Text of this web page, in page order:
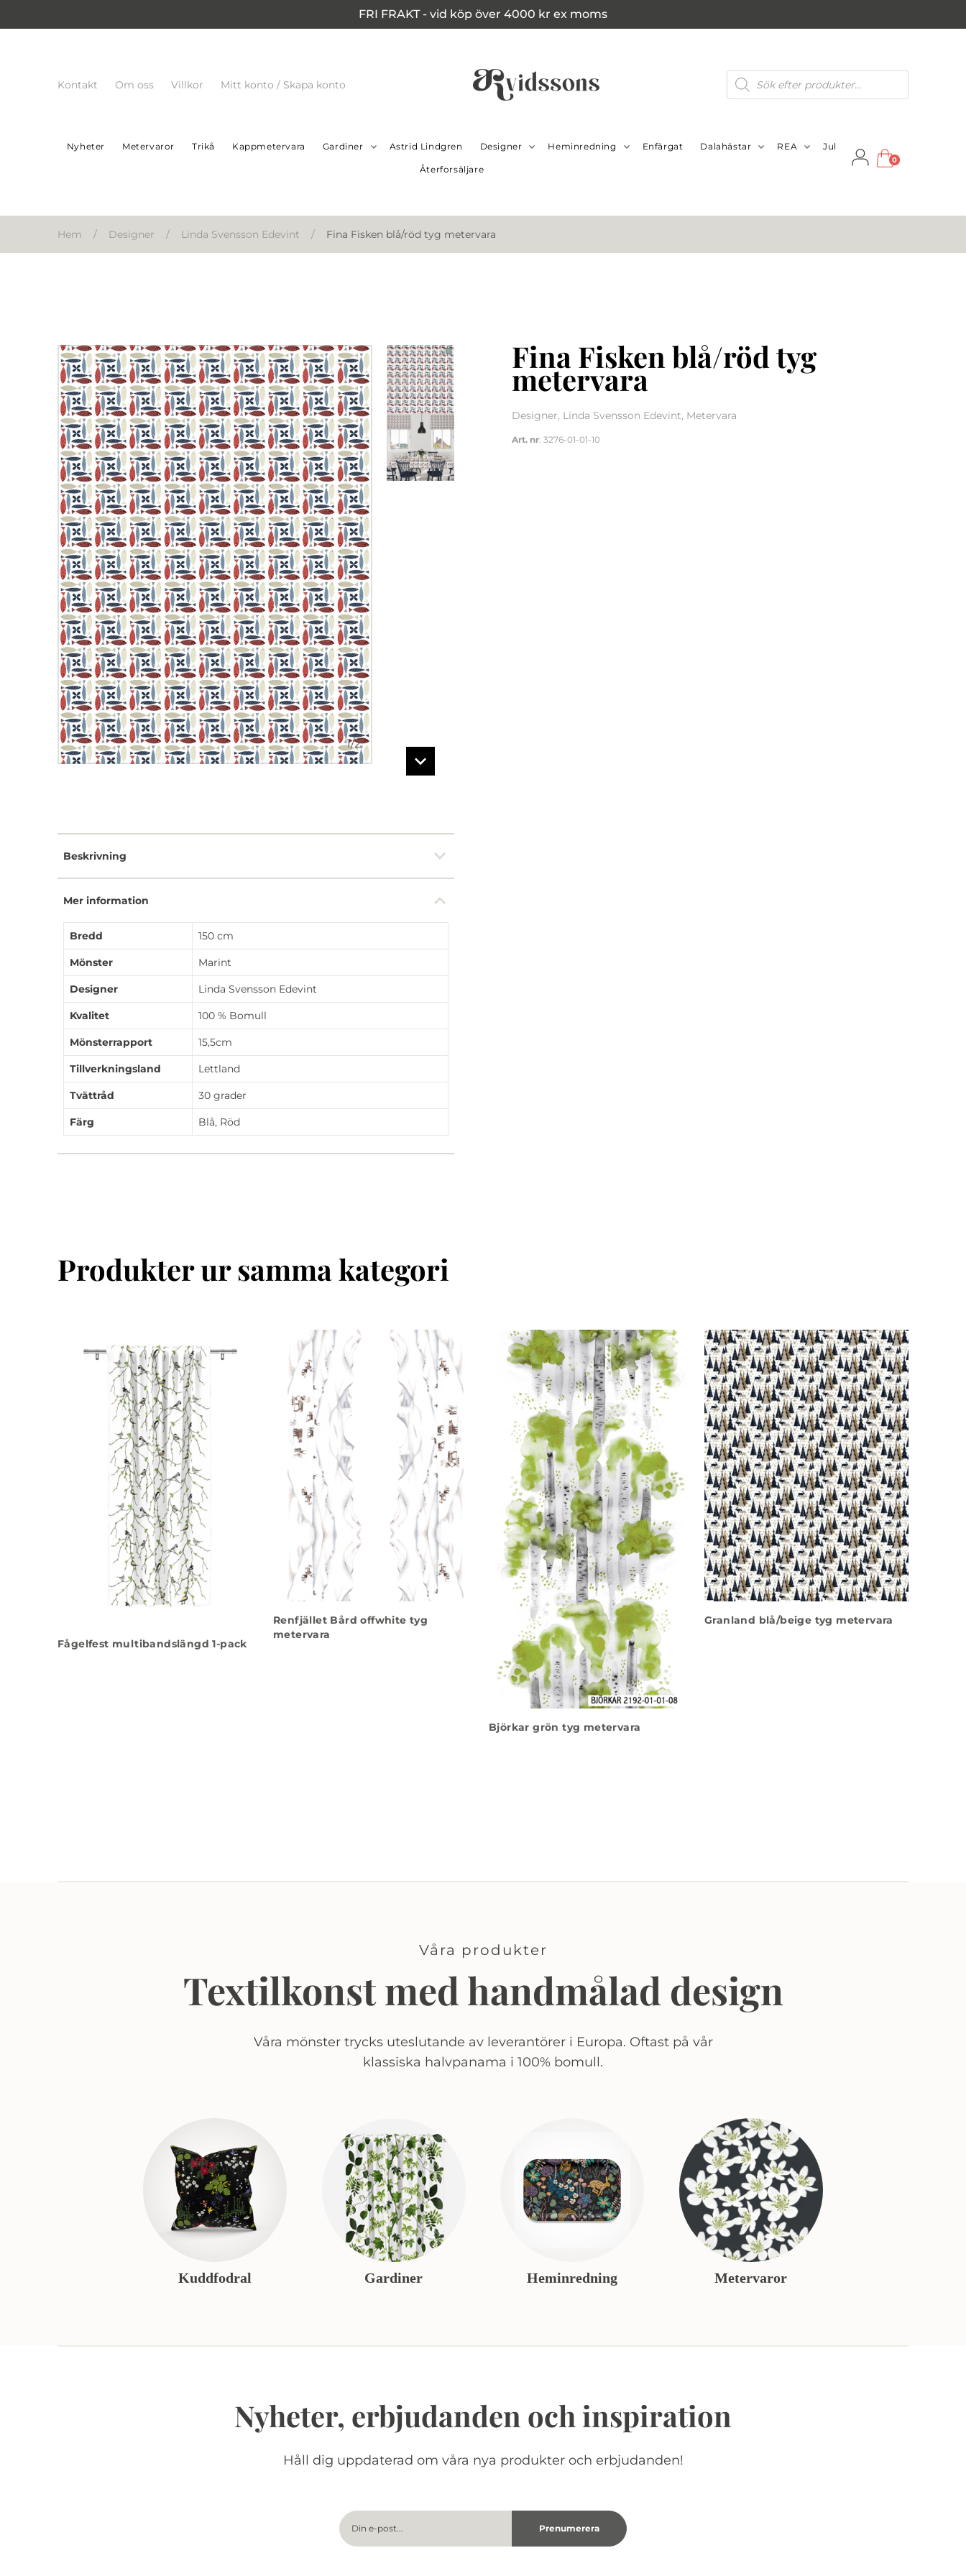
FRI FRAKT - vid köp över 4000 kr ex moms
Kontakt Om oss Villkor Mitt konto / Skapa konto
Produktsökning
Nyheter Metervaror Trikå Kappmetervara Gardiner Astrid Lindgren Designer Heminredning Enfärgat Dalahästar REA Jul
Återforsäljare
0
Hem / Designer / Linda Svensson Edevint / Fina Fisken blå/röd tyg metervara
1/2
Fina Fisken blå/röd tyg
metervara
Designer, Linda Svensson Edevint, Metervara
Art. nr: 3276-01-01-10
Beskrivning
Mer information
Bredd 150 cm
Mönster Marint
Designer Linda Svensson Edevint
Kvalitet 100 % Bomull
Mönsterrapport 15,5cm
Tillverkningsland Lettland
Tvättråd 30 grader
Färg Blå, Röd
Produkter ur samma kategori
Fågelfest multibandslängd 1-pack
Renfjället Bård offwhite tyg
metervara
Björkar grön tyg metervara
Granland blå/beige tyg metervara
Våra produkter
Textilkonst med handmålad design
Våra mönster trycks uteslutande av leverantörer i Europa. Oftast på vår
klassiska halvpanama i 100% bomull.
Kuddfodral Gardiner Heminredning Metervaror
Nyheter, erbjudanden och inspiration
Håll dig uppdaterad om våra nya produkter och erbjudanden!